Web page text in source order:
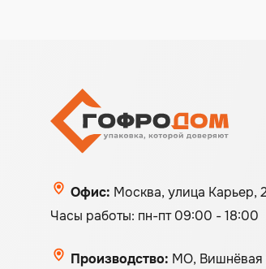
Офис: Москва, улица Карьер,
Часы работы: пн-пт 09:00 - 18:00
Производство: МО, Вишнёвая